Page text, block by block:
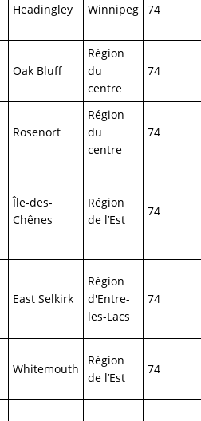
Headingley Winnipeg 74
Oak Bluff
Région
du
centre
74
Rosenort
Région
du
centre
74
Île-des-
Chênes
Région
de l’Est
74
East Selkirk
Région
d'Entre-
les-Lacs
74
Whitemouth
Région
de l’Est
74